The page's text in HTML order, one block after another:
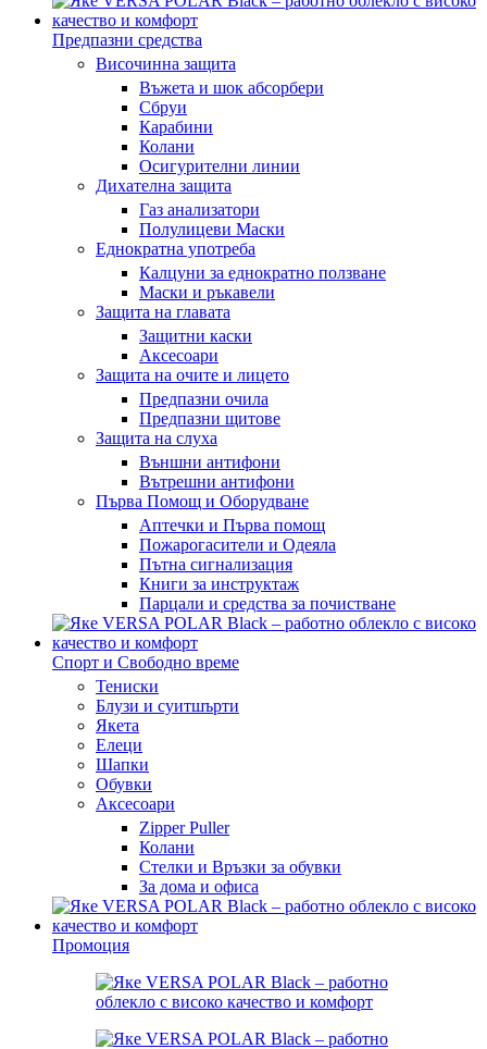
Предпазни средства
Височинна защита
Въжета и шок абсорбери
Сбруи
Карабини
Колани
Осигурителни линии
Дихателна защита
Газ анализатори
Полулицеви Маски
Еднократна употреба
Калцуни за еднократно ползване
Маски и ръкавели
Защита на главата
Защитни каски
Аксесоари
Защита на очите и лицето
Предпазни очила
Предпазни щитове
Защита на слуха
Външни антифони
Вътрешни антифони
Първа Помощ и Оборудване
Аптечки и Първа помощ
Пожарогасители и Одеяла
Пътна сигнализация
Книги за инструктаж
Парцали и средства за почистване
Спорт и Свободно време
Тениски
Блузи и суитшърти
Якета
Елеци
Шапки
Обувки
Аксесоари
Zipper Puller
Колани
Стелки и Връзки за обувки
За дома и офиса
Промоция